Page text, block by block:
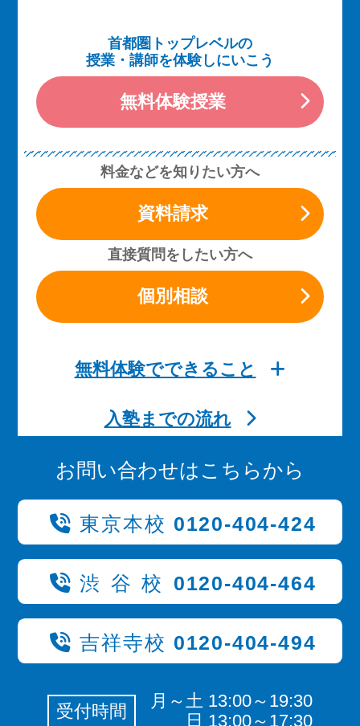
首都圏トップレベルの
授業・講師を体験しにいこう
無料体験授業
料金などを知りたい方へ
資料請求
直接質問をしたい方へ
個別相談
無料体験でできること
入塾までの流れ
お問い合わせはこちらから
東京本校 0120-404-424
渋谷校 0120-404-464
吉祥寺校 0120-404-494
受付時間
月～土 13:00～19:30
日 13:00～17:30